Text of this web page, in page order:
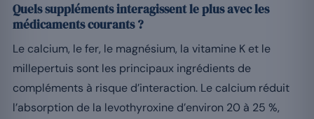
Quels suppléments interagissent le plus avec les
médicaments courants ?
Le calcium, le fer, le magnésium, la vitamine K et le
millepertuis sont les principaux ingrédients de
compléments à risque d’interaction. Le calcium réduit
l’absorption de la levothyroxine d’environ 20 à 25 %,